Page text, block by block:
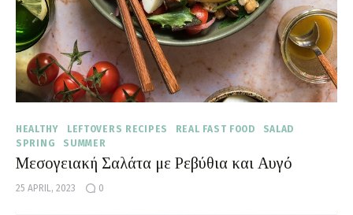
HEALTHY LEFTOVERS RECIPES REAL FAST FOOD
SALAD
SPRING
SUMMER
Μεσογειακή Σαλάτα με Ρεβύθια και Αυγό
25 APRIL, 2023 0